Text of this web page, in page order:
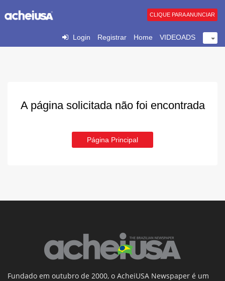
Login Registrar Home VIDEOADS
CLIQUE PARA ANUNCIAR
A página solicitada não foi encontrada
Página Principal
Fundado em outubro de 2000, o AcheiUSA Newspaper é um